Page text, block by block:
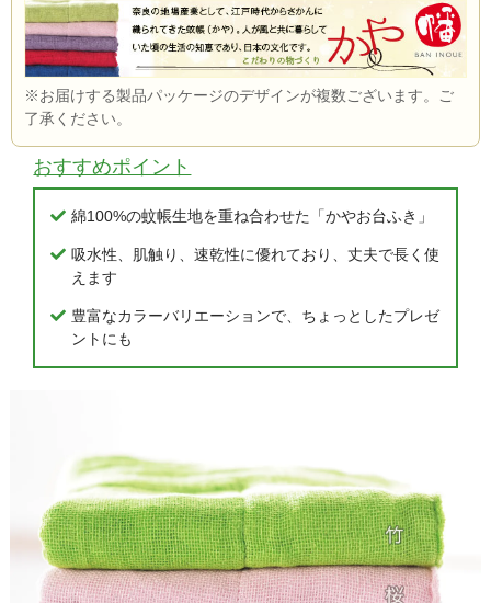
※お届けする製品パッケージのデザインが複数ございます。ご
了承ください。
おすすめポイント
綿100%の蚊帳生地を重ね合わせた「かやお台ふき」
吸水性、肌触り、速乾性に優れており、丈夫で長く使
えます
豊富なカラーバリエーションで、ちょっとしたプレゼ
ントにも